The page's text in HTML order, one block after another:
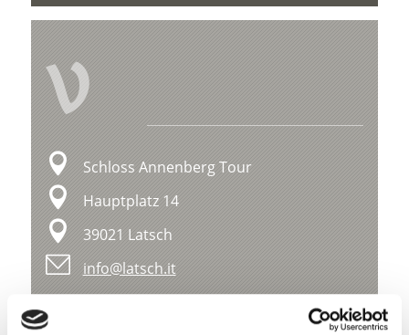
V
Schloss Annenberg Tour
Hauptplatz 14
39021 Latsch
info@latsch.it
Lage